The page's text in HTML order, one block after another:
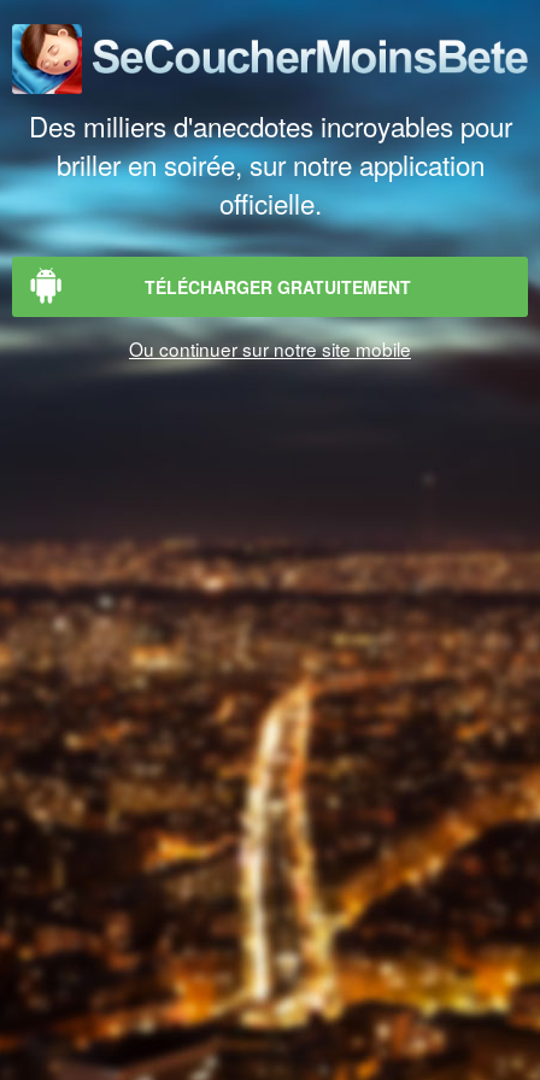
Des milliers d'anecdotes incroyables pour
briller en soirée, sur notre application
officielle.
TÉLÉCHARGER GRATUITEMENT
Ou continuer sur notre site mobile